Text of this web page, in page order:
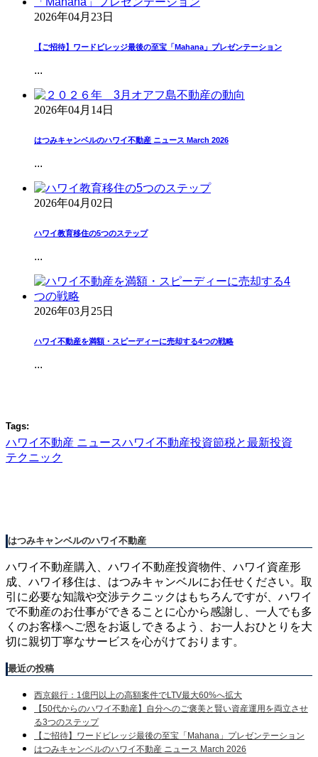
2026年04月23日
【ご招待】ワードビレッジ最後の至宝「Mahana」プレゼンテーション
...
2026年04月14日
はつみキャンベルのハワイ不動産 ニュース March 2026
...
2026年04月02日
ハワイ教育移住の5つのステップ
...
2026年03月25日
ハワイ不動産を満額・スピーディーに売却する4つの戦略
...
Tags:
ハワイ不動産 ニュースハワイ不動産投資節税と最新投資
テクニック
はつみキャンベルのハワイ不動産
ハワイ不動産購入、ハワイ不動産投資物件、ハワイ資産形
成、ハワイ移住は、はつみキャンベルにお任せください。取
引に必要な知識や交渉テクニックはもちろんですが、ハワイ
で不動産のお仕事ができることに心から感謝し、一人でも多
くのお客様へご恩をお返しできるよう、お一人おひとりを大
切に親切丁寧なサービスを心がけております。
最近の投稿
西京銀行：1億円以上の高額案件でLTV最大60%へ拡大
【50代からのハワイ不動産】自分へのご褒美と賢い資産運用を両立させ
る3つのステップ
【ご招待】ワードビレッジ最後の至宝「Mahana」プレゼンテーション
はつみキャンベルのハワイ不動産 ニュース March 2026